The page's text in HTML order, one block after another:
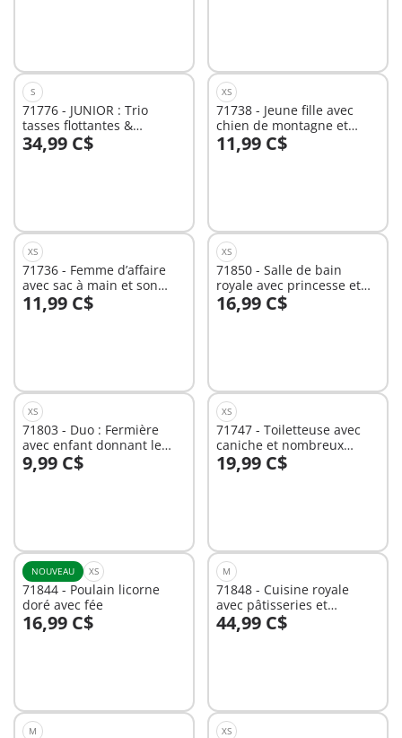
S
71776 - JUNIOR : Trio
tasses flottantes &
animaux
34,99 C$
Au panier
XS
71738 - Jeune fille avec
chien de montagne et
accessoires
11,99 C$
Au panier
XS
71736 - Femme d’affaire
avec sac à main et son
Dalmatien
11,99 C$
Au panier
XS
71850 - Salle de bain
royale avec princesse et
accessoires
16,99 C$
Au panier
XS
71803 - Duo : Fermière
avec enfant donnant le
biberon à un veau
9,99 C$
Au panier
XS
71747 - Toiletteuse avec
caniche et nombreux
accessoires
19,99 C$
Au panier
NOUVEAU XS
71844 - Poulain licorne
doré avec fée
16,99 C$
Au panier
M
71848 - Cuisine royale
avec pâtisseries et
ustensiles
44,99 C$
Au panier
M XS